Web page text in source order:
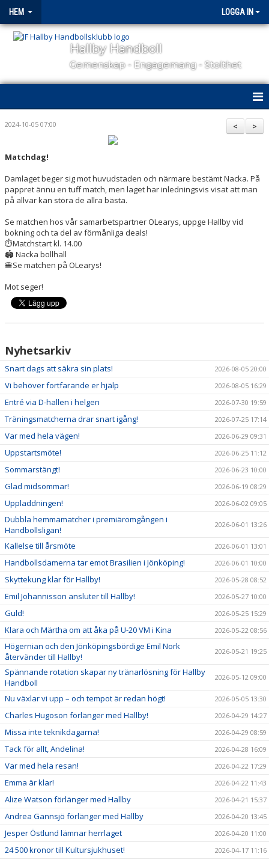
HEM LOGGA IN
Hallby Handboll
Gemenskap - Engagemang - Stolthet
HEM
OM KLUBBEN
KONTAKT
SAMARBETSPARTNERS
KALENDER
KLUBBSHOP
BILDGALLERI
>
<
2024-10-05 07:00
Matchdag!
Damlaget beger sig mot huvudstaden och närmare bestämt Nacka. På
pappret ännu en tuff match, men laget har inledningsvis visat att man
på allvar kan störa de allra bästa.
Se matchen hos vår samarbetspartner OLearys, uppge Hallby vid
bokning och ta del av förmånliga deals!
⏱Matchstart kl. 14.00
🏟 Nacka bollhall
🍔Se matchen på OLearys!
Mot seger!
Nyhetsarkiv
Snart dags att säkra sin plats! 2026-08-05 20:00
Vi behöver fortfarande er hjälp 2026-08-05 16:29
Entré via D-hallen i helgen 2026-07-30 19:59
Träningsmatcherna drar snart igång! 2026-07-25 17:14
Var med hela vägen! 2026-06-29 09:31
Uppstartsmöte! 2026-06-25 11:12
Sommarstängt! 2026-06-23 10:00
Glad midsommar! 2026-06-19 08:29
Uppladdningen! 2026-06-02 09:05
Dubbla hemmamatcher i premiäromgången i
Handbollsligan!
2026-06-01 13:26
Kallelse till årsmöte 2026-06-01 13:01
Handbollsdamerna tar emot Brasilien i Jönköping! 2026-06-01 10:00
Skyttekung klar för Hallby! 2026-05-28 08:52
Emil Johannisson ansluter till Hallby! 2026-05-27 10:00
Guld! 2026-05-25 15:29
Klara och Märtha om att åka på U-20 VM i Kina 2026-05-22 08:56
Högernian och den Jönköpingsbördige Emil Nork
återvänder till Hallby!
2026-05-21 19:25
Spännande rotation skapar ny tränarlösning för Hallby
Handboll
2026-05-12 09:00
Nu växlar vi upp – och tempot är redan högt! 2026-05-05 13:30
Charles Hugoson förlänger med Hallby! 2026-04-29 14:27
Missa inte teknikdagarna! 2026-04-29 08:59
Tack för allt, Andelina! 2026-04-28 16:09
Var med hela resan! 2026-04-22 17:29
Emma är klar! 2026-04-22 11:43
Alize Watson förlänger med Hallby 2026-04-21 15:37
Andrea Gannsjö förlänger med Hallby 2026-04-20 13:45
Jesper Östlund lämnar herrlaget 2026-04-20 11:00
24 500 kronor till Kultursjukhuset! 2026-04-17 11:16